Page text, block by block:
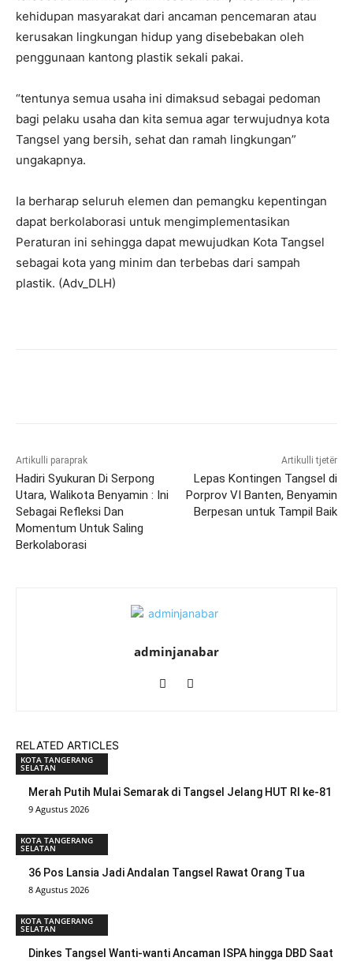
kehidupan masyarakat dari ancaman pencemaran atau
kerusakan lingkungan hidup yang disebebakan oleh
penggunaan kantong plastik sekali pakai.
“tentunya semua usaha ini dimaksud sebagai pedoman
bagi pelaku usaha dan kita semua agar terwujudnya kota
Tangsel yang bersih, sehat dan ramah lingkungan”
ungakapnya.
Ia berharap seluruh elemen dan pemangku kepentingan
dapat berkolaborasi untuk mengimplementasikan
Peraturan ini sehingga dapat mewujudkan Kota Tangsel
sebagai kota yang minim dan terbebas dari sampah
plastik. (Adv_DLH)
Artikulli paraprak
Hadiri Syukuran Di Serpong
Utara, Walikota Benyamin : Ini
Sebagai Refleksi Dan
Momentum Untuk Saling
Berkolaborasi
Artikulli tjetër
Lepas Kontingen Tangsel di
Porprov VI Banten, Benyamin
Berpesan untuk Tampil Baik
adminjanabar
RELATED ARTICLES
KOTA TANGERANG
SELATAN
Merah Putih Mulai Semarak di Tangsel Jelang HUT RI ke-81
9 Agustus 2026
KOTA TANGERANG
SELATAN
36 Pos Lansia Jadi Andalan Tangsel Rawat Orang Tua
8 Agustus 2026
KOTA TANGERANG
SELATAN
Dinkes Tangsel Wanti-wanti Ancaman ISPA hingga DBD Saat